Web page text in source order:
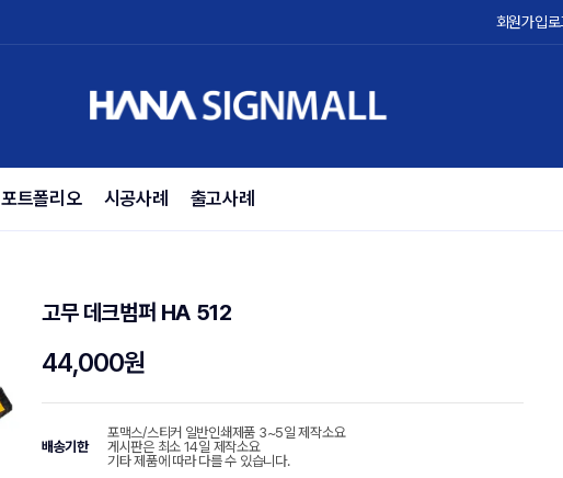
회원가입
포트폴리오 시공사례 출고사례
고무 데크범퍼 HA 512
44,000원
배송기한
포맥스/스티커 일반인쇄제품 3~5일 제작소요
게시판은 최소 14일 제작소요
기타 제품에 따라 다를 수 있습니다.